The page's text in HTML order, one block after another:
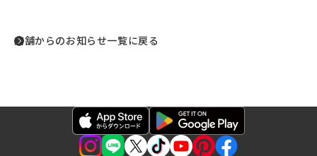
店舗からのお知らせ一覧に戻る